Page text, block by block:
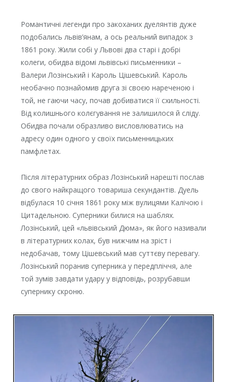
Романтичні легенди про закоханих дуелянтів дуже
подобались львів’янам, а ось реальний випадок з
1861 року. Жили собі у Львові два старі і добрі
колеги, обидва відомі львівські письменники –
Валери Лозінський і Кароль Цішевський. Кароль
необачно познайомив друга зі своєю нареченою і
той, не гаючи часу, почав добиватися її схильності.
Від колишнього колєгування не залишилося й сліду.
Обидва почали образливо висловлюватись на
адресу один одного у своїх письменницьких
памфлетах.
Після літературних образ Лозінський нарешті послав
до свого найкращого товариша секундантів. Дуель
відбулася 10 січня 1861 року між вулицями Калічою і
Цитадельною. Суперники билися на шаблях.
Лозінський, цей «львівський Дюма», як його називали
в літературних колах, був нижчим на зріст і
недобачав, тому Цішевський мав суттєву перевагу.
Лозінський поранив суперника у передпліччя, але
той зумів завдати удару у відповідь, розрубавши
супернику скроню.